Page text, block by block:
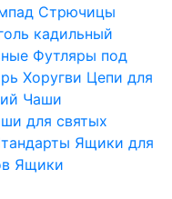
Стрючицы
кадильный
Футляры под
Хоругви Цепи для
Чаши
для святых
Ящики для
Ящики